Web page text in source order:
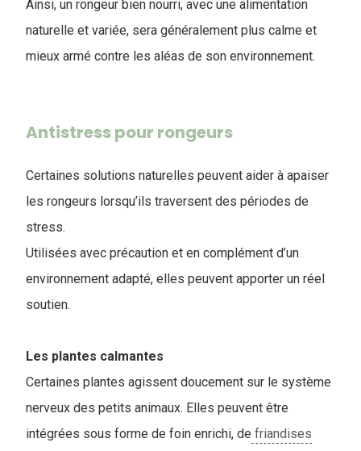
Ainsi, un rongeur bien nourri, avec une alimentation
naturelle et variée, sera généralement plus calme et
mieux armé contre les aléas de son environnement.
Antistress pour rongeurs
Certaines solutions naturelles peuvent aider à apaiser
les rongeurs lorsqu’ils traversent des périodes de
stress.
Utilisées avec précaution et en complément d’un
environnement adapté, elles peuvent apporter un réel
soutien.
Les plantes calmantes
Certaines plantes agissent doucement sur le système
nerveux des petits animaux. Elles peuvent être
intégrées sous forme de foin enrichi, de friandises